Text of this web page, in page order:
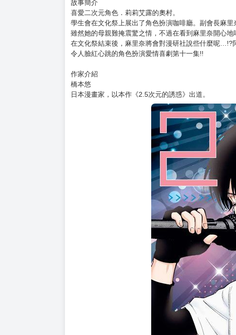
故事簡介
喜愛二次元角色．莉莉艾露的奧村。
學生會在文化祭上展出了角色扮演咖啡廳。副會長麻里
雖然她的母親難掩震驚之情，不過在看到麻里奈開心地
在文化祭結束後，麻里奈將會對漫研社說些什麼呢…!?
令人臉紅心跳的角色扮演愛情喜劇第十一集!!
作家介紹
橋本悠
日本漫畫家，以本作《2.5次元的誘惑》出道。